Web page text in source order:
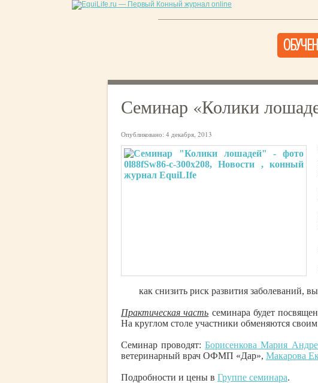
Семинар «Колики
Опубликовано: 4 декабря, 2013
как снизить риск развития заболеваний,
Практическая часть семинара будет
На круглом столе участники обменяются
Семинар проводят:Борисенкова Мария
ветеринарный врач ОФМП «Дар», Макарова
Подробности и цены в Группе семинара.